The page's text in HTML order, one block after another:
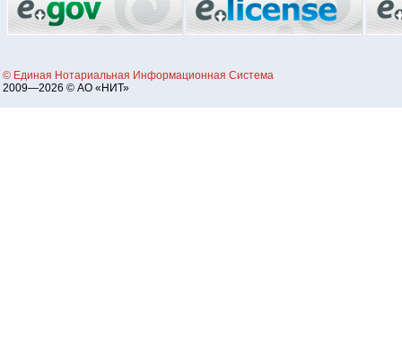
© Единая Нотариальная Информационная Система
2009—2026 © АО «НИТ»